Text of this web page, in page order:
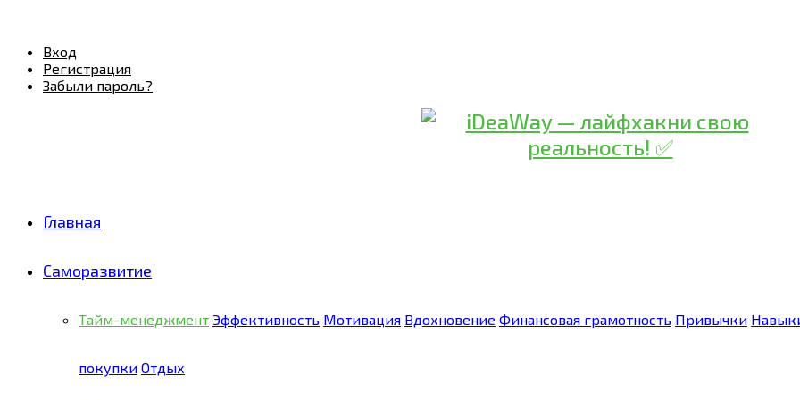
Вход
Регистрация
Забыли пароль?
Главная
Саморазвитие
Тайм-менеджмент Эффективность Мотивация Вдохновение Финансовая грамотность Привычки
покупки Отдых